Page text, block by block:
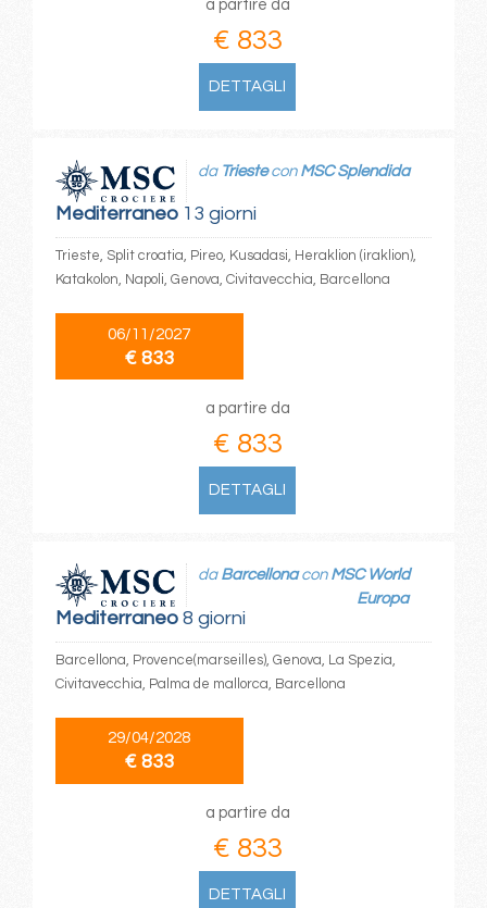
a partire da
€ 833
DETTAGLI
Mediterraneo13 giorni
da Triestecon MSC Splendida
Trieste, Split croatia, Pireo, Kusadasi, Heraklion (iraklion),
Katakolon, Napoli, Genova, Civitavecchia, Barcellona
06/11/2027
€ 833
a partire da
€ 833
DETTAGLI
Mediterraneo8 giorni
da Barcellonacon MSC World
Europa
Barcellona, Provence(marseilles), Genova, La Spezia,
Civitavecchia, Palma de mallorca, Barcellona
29/04/2028
€ 833
a partire da
€ 833
DETTAGLI